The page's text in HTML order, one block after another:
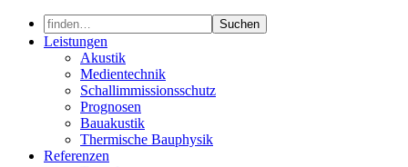
Skip
Leistungen
Akustik
Medientechnik
Schallimmissionsschutz
Prognosen
Bauakustik
Thermische Bauphysik
Referenzen